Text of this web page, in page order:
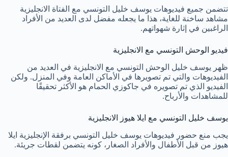
تتضمن جميع فيديوهات يوسف خليل التونسي مع الفتاة الانجليزية
مشاهد ساخنة للغاية، هذا ما يجعله مفضل لدى العديد من الأفراد
الراغبين في إثارة شهواتهم.
فيديو الوحش التونسي مع الانجليزية
ظهر يوسف خليل الوحش التونسي مع الانجليزية في العديد من
الفيديوهات والتي تم تصويرها في الأماكن العامة وفي المنزل. ولكن
الفيديو الذي تم تصويره في جاكوزي الحمام هو الأكثر تحقيقًا
للمشاهدات والأرباح.
يوسف خليل التونسي مع ايلا هيوز الانجليزية
يجب منع حضور فيديوهات يوسف خليل التونسي برفقة الإنجليزية ايلا
هيوز من قبل الأطفال والأفراد الصغار، كونه يتضمن لقطات جريئة.